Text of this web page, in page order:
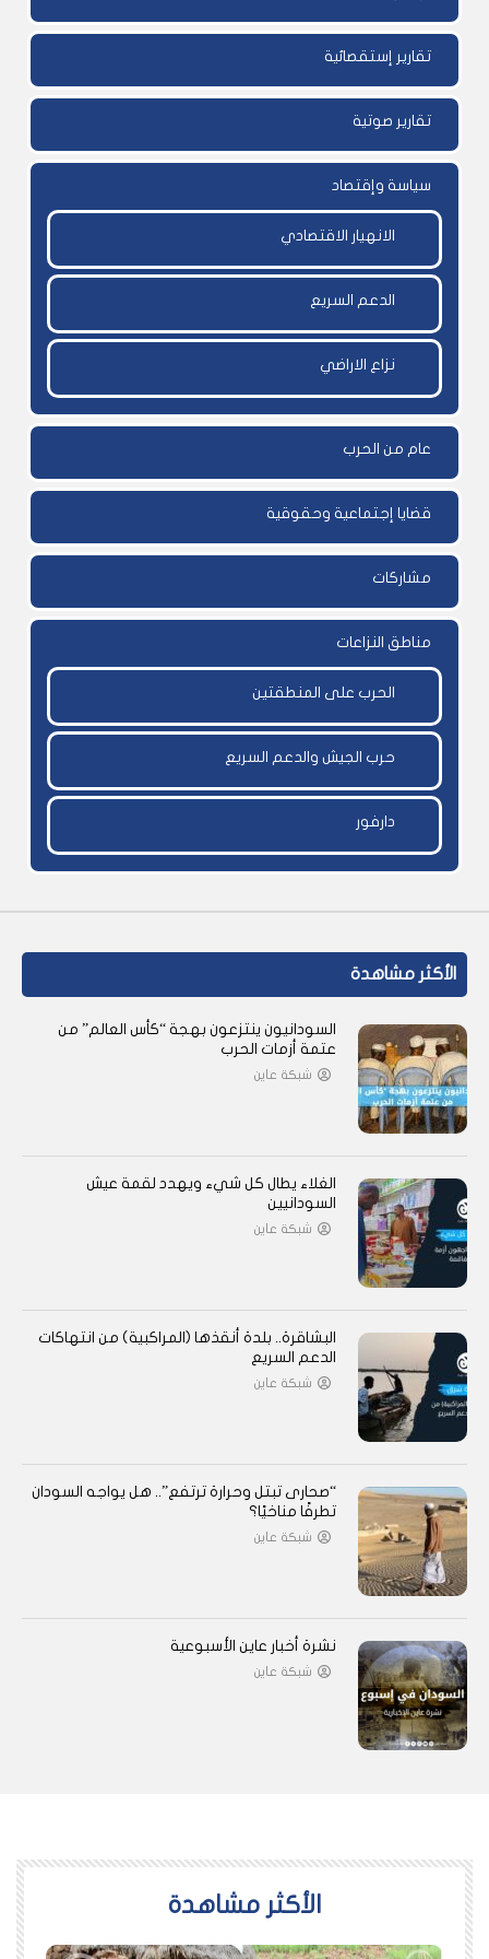
تقارير إستقصائية
تقارير صوتية
سياسة وإقتصاد
الانهيار الاقتصادي
الدعم السريع
نزاع الاراضي
عام من الحرب
قضايا إجتماعية وحقوقية
مشاركات
مناطق النزاعات
الحرب على المنطقتين
حرب الجيش والدعم السريع
دارفور
الأكثر مشاهدة
السودانيون ينتزعون بهجة “كأس العالم” من
عتمة أزمات الحرب
شبكة عاين
الغلاء يطال كل شيء ويهدد لقمة عيش
السودانيين
شبكة عاين
البشاقرة.. بلدة أنقذها (المراكبية) من انتهاكات
الدعم السريع
شبكة عاين
“صحارى تبتل وحرارة ترتفع”.. هل يواجه السودان
تطرفًا مناخيًا؟
شبكة عاين
نشرة أخبار عاين الأسبوعية
شبكة عاين
اﻷكثر مشاهدة